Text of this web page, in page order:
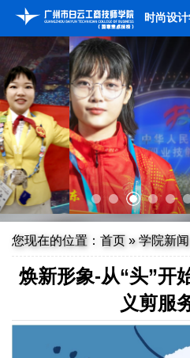
时尚设
您现在的位置： 首页 »学院新闻
焕新形象-从“头”开
义剪服